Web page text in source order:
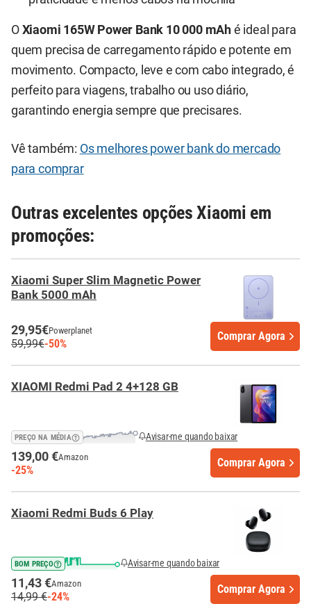
O Xiaomi 165W Power Bank 10 000 mAh é ideal para
quem precisa de carregamento rápido e potente em
movimento. Compacto, leve e com cabo integrado, é
perfeito para viagens, trabalho ou uso diário,
garantindo energia sempre que precisares.
Vê também: Os melhores power bank do mercado
para comprar
Outras excelentes opções Xiaomi em
promoções:
Xiaomi Super Slim Magnetic Power
Bank 5000 mAh
29,95€Powerplanet
59,99€-50%
Comprar Agora
XIAOMI Redmi Pad 2 4+128 GB
PREÇO NA MÉDIA Avisar-me quando baixar
139,00 €Amazon
-25%
Comprar Agora
Xiaomi Redmi Buds 6 Play
BOM PREÇO Avisar-me quando baixar
11,43 €Amazon
14,99 €-24%
Comprar Agora